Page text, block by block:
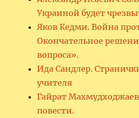
Украиной будет
Яков Кедми. Война
Окончательное
вопроса».
Ида Сандлер.
учителя
Гайрат
повести.